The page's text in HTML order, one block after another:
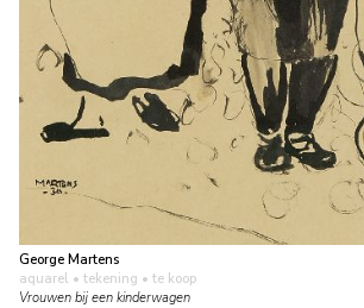
George Martens
aquarel • tekening • te koop
Vrouwen bij een kinderwagen